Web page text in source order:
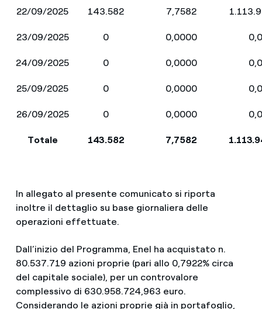
22/09/2025 143.582 7,7582
23/09/2025 0 0,0000
24/09/2025 0 0,0000
25/09/2025 0 0,0000
26/09/2025 0 0,0000
Totale 143.582 7,7582
In allegato al presente comunicato si riporta
inoltre il dettaglio su base giornaliera delle
operazioni effettuate.
Dall’inizio del Programma, Enel ha acquistato n.
80.537.719 azioni proprie (pari allo 0,7922% circa
del capitale sociale), per un controvalore
complessivo di 630.958.724,963 euro.
Considerando le azioni proprie già in portafoglio,